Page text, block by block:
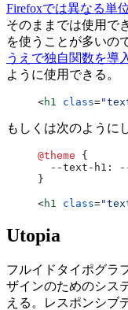
Firefoxでは異なる単
そのままでは使用で
を使うことが多いの
うえで独自関数を導
ように使用できる。
<h1 class=
もしくは次のように
@theme {
--text-h1:
}
<h1 class=
Utopia
フルイドタイポグラ
ザインのためのシス
える。レスポンシブ